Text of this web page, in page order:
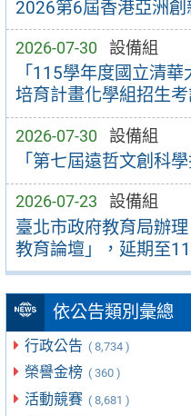
2026第6屆香港亞洲創
2026-07-30 設備組
「115學年度國立清
培育計畫化學組招生
2026-07-30 設備組
「第七屆遠哲文創科
2026-07-23 設備組
臺北市政府教育局辦
教育論壇」，延期至
依公告類別彙總
行政公告 ( 8,734 )
榮譽金榜 ( 360 )
活動競賽 ( 8,681 )